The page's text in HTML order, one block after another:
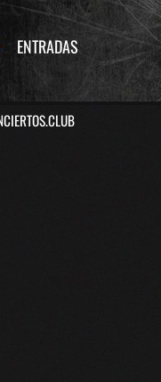
ENTRADAS